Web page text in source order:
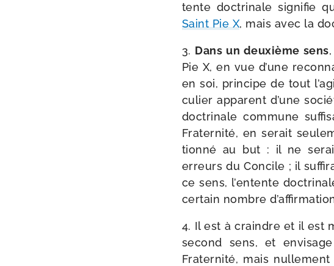
tente doc­tri­nale signi­fie
Saint Pie X, mais avec la
3. Dans un deuxième sens
Pie X, en vue d’une
en soi, prin­cipe de tout
cu­lier appa­rent d’une
doc­tri­nale com­mune
Fraternité, en serait
tion­né au but : il ne
erreurs du Concile ; il
ce sens, l’en­tente
cer­tain nombre
4. Il est à craindre et il est
second sens, et
Fraternité, mais